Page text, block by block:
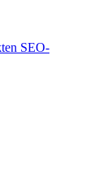
SEO-